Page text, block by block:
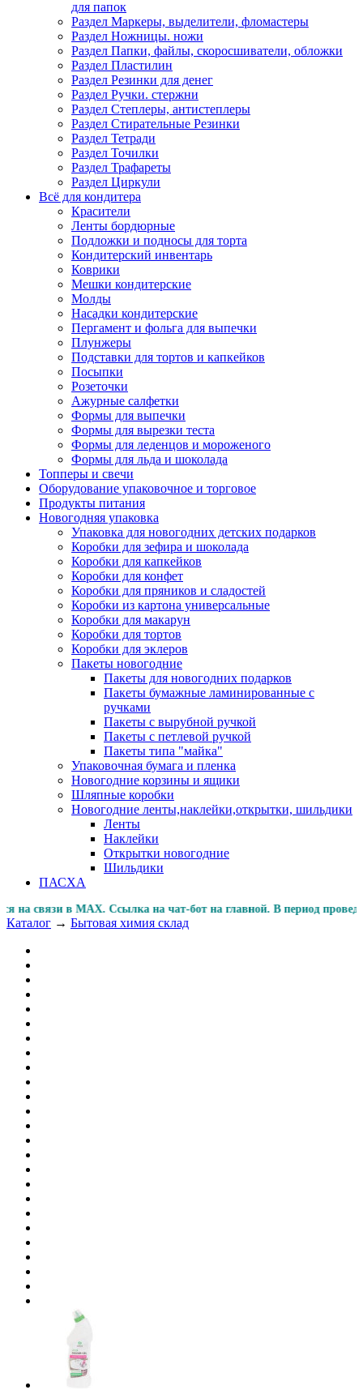
для папок
Раздел Маркеры, выделители, фломастеры
Раздел Ножницы. ножи
Раздел Папки, файлы, скоросшиватели, обложки
Раздел Пластилин
Раздел Резинки для денег
Раздел Ручки. стержни
Раздел Степлеры, антистеплеры
Раздел Стирательные Резинки
Раздел Тетради
Раздел Точилки
Раздел Трафареты
Раздел Циркули
Всё для кондитера
Красители
Ленты бордюрные
Подложки и подносы для торта
Кондитерский инвентарь
Коврики
Мешки кондитерские
Молды
Насадки кондитерские
Пергамент и фольга для выпечки
Плунжеры
Подставки для тортов и капкейков
Посыпки
Розеточки
Ажурные салфетки
Формы для выпечки
Формы для вырезки теста
Формы для леденцов и мороженого
Формы для льда и шоколада
Топперы и свечи
Оборудование упаковочное и торговое
Продукты питания
Новогодняя упаковка
Упаковка для новогодних детских подарков
Коробки для зефира и шоколада
Коробки для капкейков
Коробки для конфет
Коробки для пряников и сладостей
Коробки из картона универсальные
Коробки для макарун
Коробки для тортов
Коробки для эклеров
Пакеты новогодние
Пакеты для новогодних подарков
Пакеты бумажные ламинированные с
ручками
Пакеты с вырубной ручкой
Пакеты с петлевой ручкой
Пакеты типа "майка"
Упаковочная бумага и пленка
Новогодние корзины и ящики
Шляпные коробки
Новогодние ленты,наклейки,открытки, шильдики
Ленты
Наклейки
Открытки новогодние
Шильдики
ПАСХА
связи в MAX. Ссылка на чат-бот на главной. В период
Каталог → Бытовая химия склад